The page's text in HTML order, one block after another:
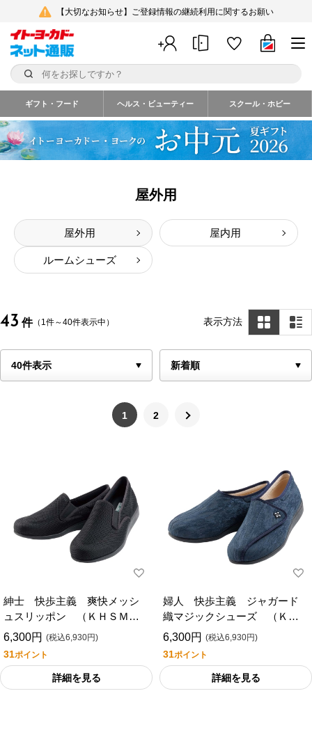
【大切なお知らせ】ご登録情報の継続利用に関するお願い
ギフト・フード ヘルス・ビューティー スクール・ホビー
屋外用
屋外用 屋内用
ルームシューズ
43 件（1件～40件表示中） 表示方法
1 2
紳士 快歩主義 爽快メッシ
ュスリッポン （ＫＨＳＭ０
３５）
6,300円 (税込6,930円)
31ポイント
詳細を見る
婦人 快歩主義 ジャガード
織マジックシューズ （ＫＨ
ＳＬ０１１）
6,300円 (税込6,930円)
31ポイント
詳細を見る